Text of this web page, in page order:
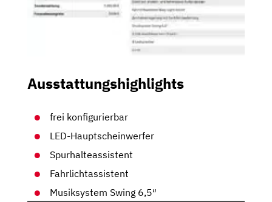
Ausstattungshighlights
frei konfigurierbar
LED-Hauptscheinwerfer
Spurhalteassistent
Fahrlichtassistent
Musiksystem Swing 6,5″